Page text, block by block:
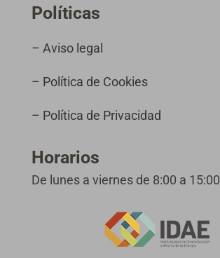
Políticas
– Aviso legal
– Política de Cookies
– Política de Privacidad
Horarios
De lunes a viernes de 8:00 a 15:00